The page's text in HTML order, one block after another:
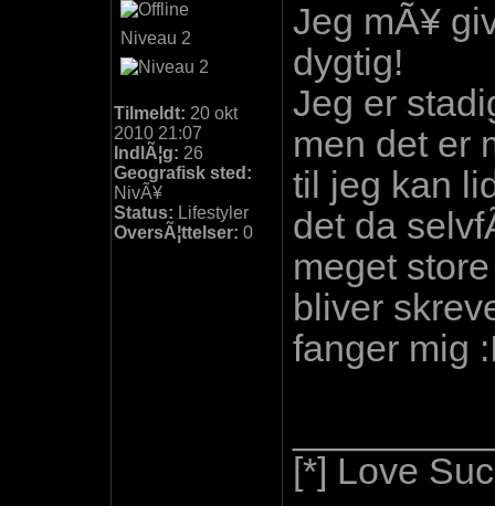
Niveau 2
Tilmeldt: 20 okt
2010 21:07
IndlÃ¦g: 26
Geografisk sted:
NivÃ¥
Status: Lifestyler
OversÃ¦ttelser: 0
Jeg mÃ¥
dygtig!
Jeg er
men det er
til jeg kan
det da
meget
bliver
fanger mig
[*] Love